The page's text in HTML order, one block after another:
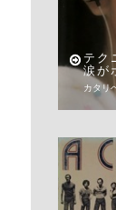
テク
涙が
カタリ